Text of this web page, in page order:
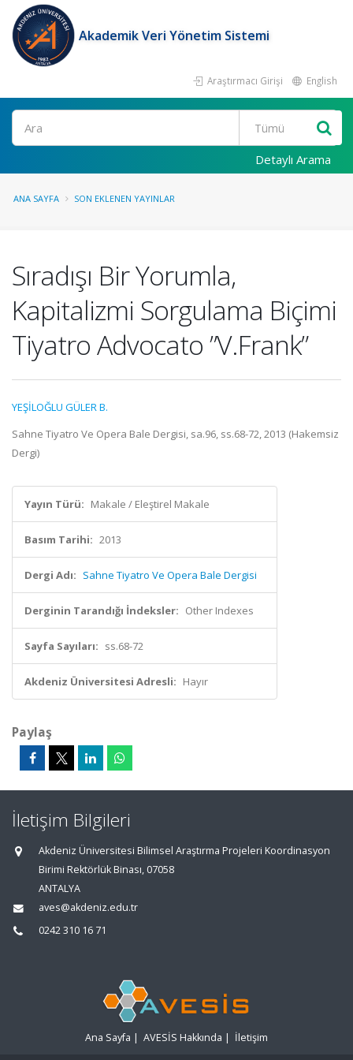
Akademik Veri Yönetim Sistemi
Araştırmacı Girişi English
Ara
Detaylı Arama
ANA SAYFA SON EKLENEN YAYINLAR
Sıradışı Bir Yorumla,
Kapitalizmi Sorgulama Biçimi
Tiyatro Advocato ”V.Frank”
YEŞİLOĞLU GÜLER B.
Sahne Tiyatro Ve Opera Bale Dergisi, sa.96, ss.68-72, 2013 (Hakemsiz
Dergi)
Yayın Türü: Makale / Eleştirel Makale
Basım Tarihi: 2013
Dergi Adı: Sahne Tiyatro Ve Opera Bale Dergisi
Derginin Tarandığı İndeksler: Other Indexes
Sayfa Sayıları: ss.68-72
Akdeniz Üniversitesi Adresli: Hayır
Paylaş
İletişim Bilgileri
Akdeniz Üniversitesi Bilimsel Araştırma Projeleri Koordinasyon
Birimi Rektörlük Binası, 07058
ANTALYA
aves@akdeniz.edu.tr
0242 310 16 71
Ana Sayfa | AVESİS Hakkında | İletişim